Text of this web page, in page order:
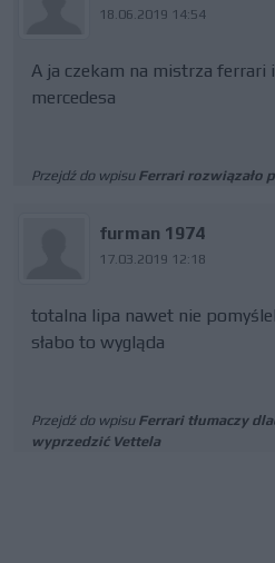
18.06.2019 14:54
A ja czekam na mistrza ferrari
mercedesa
Przejdź do wpisu Ferrari rozwiązało
furman 1974
17.03.2019 12:18
totalna lipa nawet nie
słabo to wygląda
Przejdź do wpisu Ferrari tłumaczy
wyprzedzić Vettela